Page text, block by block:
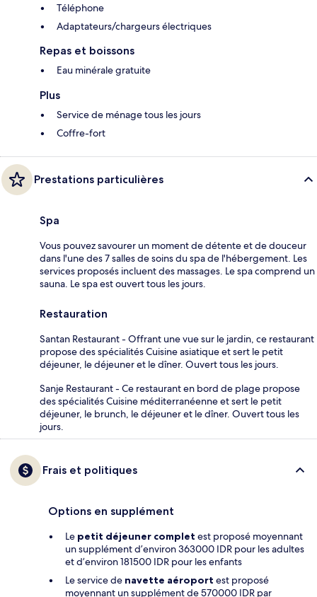
Téléphone
Adaptateurs/chargeurs électriques
Repas et boissons
Eau minérale gratuite
Plus
Service de ménage tous les jours
Coffre-fort
Prestations particulières
Spa
Vous pouvez savourer un moment de détente et de douceur
dans l'une des 7 salles de soins du spa de l'hébergement. Les
services proposés incluent des massages. Le spa comprend un
sauna. Le spa est ouvert tous les jours.
Restauration
Santan Restaurant - Offrant une vue sur le jardin, ce restaurant
propose des spécialités Cuisine asiatique et sert le petit
déjeuner, le déjeuner et le dîner. Ouvert tous les jours.
Sanje Restaurant - Ce restaurant en bord de plage propose
des spécialités Cuisine méditerranéenne et sert le petit
déjeuner, le brunch, le déjeuner et le dîner. Ouvert tous les
jours.
Frais et politiques
Options en supplément
Le petit déjeuner complet est proposé moyennant
un supplément d’environ 363000 IDR pour les adultes
et d’environ 181500 IDR pour les enfants
Le service de navette aéroport est proposé
moyennant un supplément de 570000 IDR par